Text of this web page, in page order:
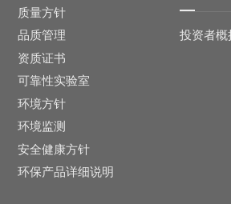
质量方针
品质管理
资质证书
可靠性实验室
环境方针
环境监测
安全健康方针
环保产品详细说明
投资者概